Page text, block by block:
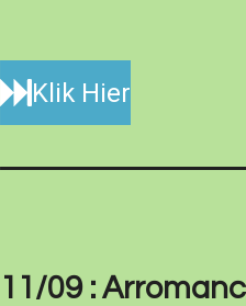
Klik Hier
11/09 :